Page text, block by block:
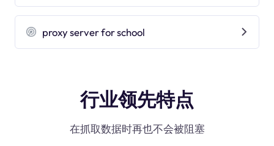
proxy server for school
行业领先特点
在抓取数据时再也不会被阻塞